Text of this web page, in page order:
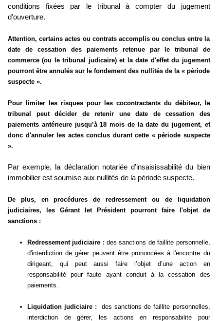
conditions fixées par le tribunal à compter du jugement
d'ouverture.
Attention, certains actes ou contrats accomplis ou conclus entre la
date de cessation des paiements retenue par le tribunal de
commerce (ou le tribunal judicaire) et la date d'effet du jugement
pourront être annulés sur le fondement des nullités de la « période
suspecte ».
Pour limiter les risques pour les cocontractants du débiteur, le
tribunal peut décider de retenir une date de cessation des
paiements antérieure jusqu’à 18 mois de la date du jugement, et
donc d'annuler les actes conclus durant cette « période suspecte
».
Par exemple, la déclaration notariée d’insaisissabilité du bien
immobilier est soumise aux nullités de la période suspecte.
De plus, en procédures de redressement ou de liquidation
judiciaires, les Gérant let Président pourront faire l'objet de
sanctions :
Redressement judiciaire : des sanctions de faillite personnelle,
d'interdiction de gérer peuvent être prononcées à l'encontre du
dirigeant, qui peut aussi faire l’objet d’une action en
responsabilité pour faute ayant conduit à la cessation des
paiements.
Liquidation judiciaire : des sanctions de faillite personnelles,
interdiction de gérer, les actions en responsabilité pour